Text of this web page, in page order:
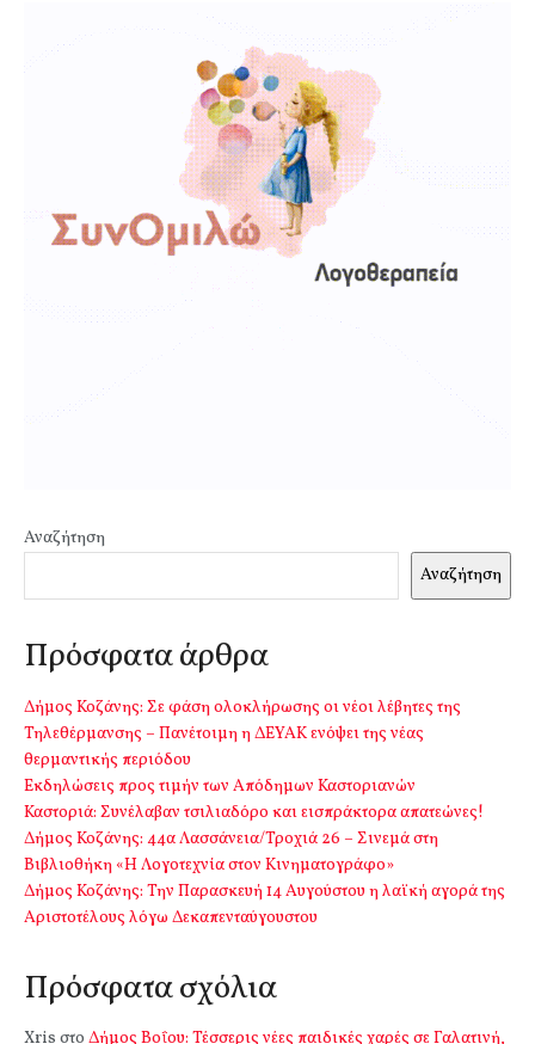
Αναζήτηση
Αναζήτηση
Πρόσφατα άρθρα
Δήμος Κοζάνης: Σε φάση ολοκλήρωσης οι νέοι λέβητες της
Τηλεθέρμανσης – Πανέτοιμη η ΔΕΥΑΚ ενόψει της νέας
θερμαντικής περιόδου
Εκδηλώσεις προς τιμήν των Απόδημων Καστοριανών
Καστοριά: Συνέλαβαν τσιλιαδόρο και εισπράκτορα απατεώνες!
Δήμος Κοζάνης: 44α Λασσάνεια/Τροχιά 26 – Σινεμά στη
Βιβλιοθήκη «Η Λογοτεχνία στον Κινηματογράφο»
Δήμος Κοζάνης: Την Παρασκευή 14 Αυγούστου η λαϊκή αγορά της
Αριστοτέλους λόγω Δεκαπενταύγουστου
Πρόσφατα σχόλια
Xris στο Δήμος Βοΐου: Τέσσερις νέες παιδικές χαρές σε Γαλατινή,